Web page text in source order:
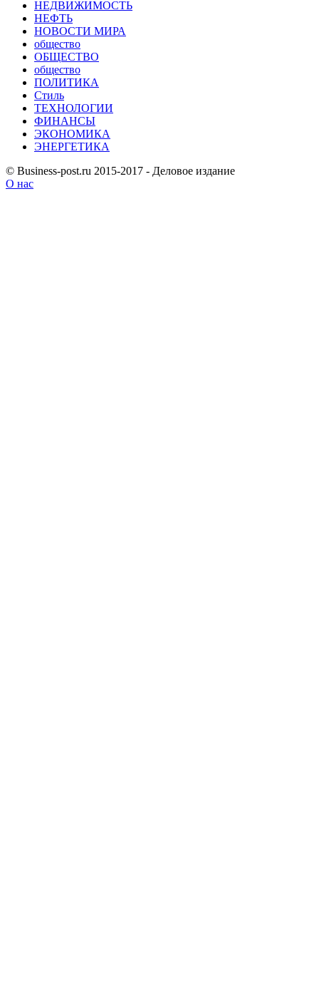
НЕДВИЖИМОСТЬ
НЕФТЬ
НОВОСТИ МИРА
общество
ОБЩЕСТВО
общество
ПОЛИТИКА
Стиль
ТЕХНОЛОГИИ
ФИНАНСЫ
ЭКОНОМИКА
ЭНЕРГЕТИКА
© Business-post.ru 2015-2017 - Деловое издание
О нас